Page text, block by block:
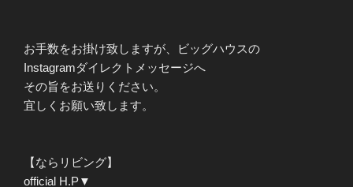
お手数をお掛け致しますが、ビッグハウスの
Instagramダイレクトメッセージへ
その旨をお送りください。
宜しくお願い致します。
【ならリビング】
official H.P▼